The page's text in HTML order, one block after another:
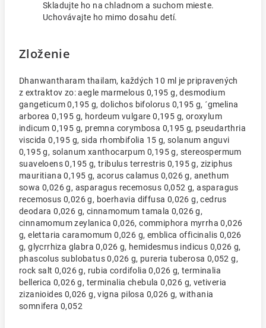
Skladujte ho na chladnom a suchom mieste.
Uchovávajte ho mimo dosahu detí.
Zloženie
Dhanwantharam thailam, každých 10 ml je pripravených
z extraktov zo: aegle marmelous 0,195 g, desmodium
gangeticum 0,195 g, dolichos bifolorus 0,195 g, ´gmelina
arborea 0,195 g, hordeum vulgare 0,195 g, oroxylum
indicum 0,195 g, premna corymbosa 0,195 g, pseudarthria
viscida 0,195 g, sida rhombifolia 15 g, solanum anguvi
0,195 g, solanum xanthocarpum 0,195 g, stereospermum
suaveloens 0,195 g, tribulus terrestris 0,195 g, ziziphus
mauritiana 0,195 g, acorus calamus 0,026 g, anethum
sowa 0,026 g, asparagus recemosus 0,052 g, asparagus
recemosus 0,026 g, boerhavia diffusa 0,026 g, cedrus
deodara 0,026 g, cinnamomum tamala 0,026 g,
cinnamomum zeylanica 0,026, commiphora myrrha 0,026
g, elettaria caramomum 0,026 g, emblica officinalis 0,026
g, glycrrhiza glabra 0,026 g, hemidesmus indicus 0,026 g,
phascolus sublobatus 0,026 g, pureria tuberosa 0,052 g,
rock salt 0,026 g, rubia cordifolia 0,026 g, terminalia
bellerica 0,026 g, terminalia chebula 0,026 g, vetiveria
zizanioides 0,026 g, vigna pilosa 0,026 g, withania
somnifera 0,052